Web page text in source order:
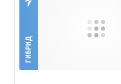
ГИБРИД